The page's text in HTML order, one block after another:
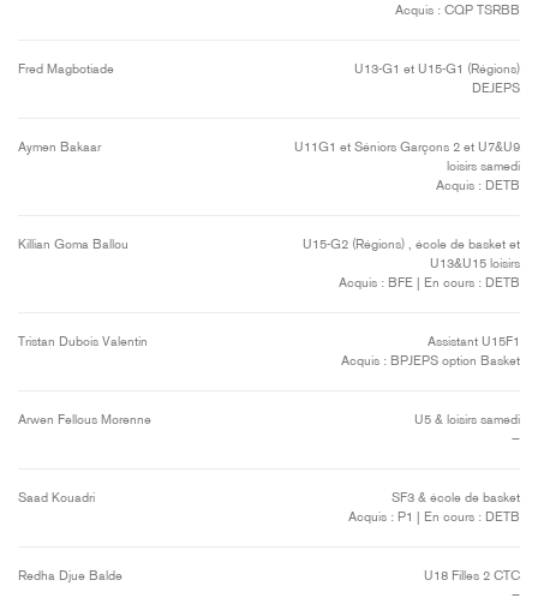
Acquis : CQP TSRBB
Fred Magbotiade
U13-G1 et U15-G1 (Régions)
DEJEPS
Aymen Bakaar
U11G1 et Séniors Garçons 2 et U7&U9
loisirs samedi
Acquis : DETB
Killian Goma Ballou
U15-G2 (Régions) , école de basket et
U13&U15 loisirs
Acquis : BFE | En cours : DETB
Tristan Dubois Valentin
Assistant U15F1
Acquis : BPJEPS option Basket
Arwen Fellous Morenne
U5 & loisirs samedi
—
Saad Kouadri
SF3 & école de basket
Acquis : P1 | En cours : DETB
Redha Djue Balde
U18 Filles 2 CTC
—